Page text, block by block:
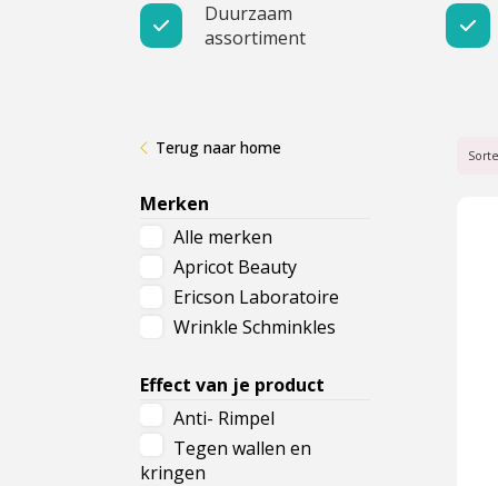
Huidtypes & Huidcondities
Voeding & Gezondheid
Cadeau
Travel size producten
Nieuwe Striplac 2025
Schrijf je nu in voor Beauty News
Duurzaam
assortiment
Terug naar home
Merken
Alle merken
Apricot Beauty
Ericson Laboratoire
Wrinkle Schminkles
Effect van je product
Anti- Rimpel
Tegen wallen en
kringen